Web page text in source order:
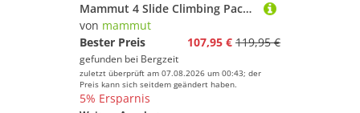
Mammut 4 Slide Climbing Package
von mammut
Bester Preis
107,95 € 119,95 €
gefunden bei Bergzeit
zuletzt überprüft am 07.08.2026 um 00:43; der
Preis kann sich seitdem geändert haben.
5% Ersparnis